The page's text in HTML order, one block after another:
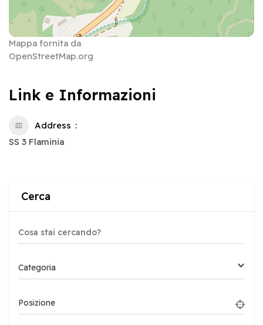
Mappa fornita da
OpenStreetMap.org
Link e Informazioni
Address
SS 3 Flaminia
Cerca
Categoria
Posizione